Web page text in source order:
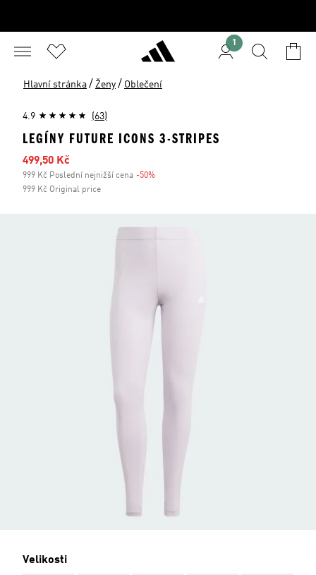
1
Hlavní stránka / Ženy / Oblečení
4.9 (63)
LEGÍNY FUTURE ICONS 3-STRIPES
Zlevněná cena
499,50 Kč
999 Kč Poslední nejnižší cena -50%
999 Kč Original price
Velikosti